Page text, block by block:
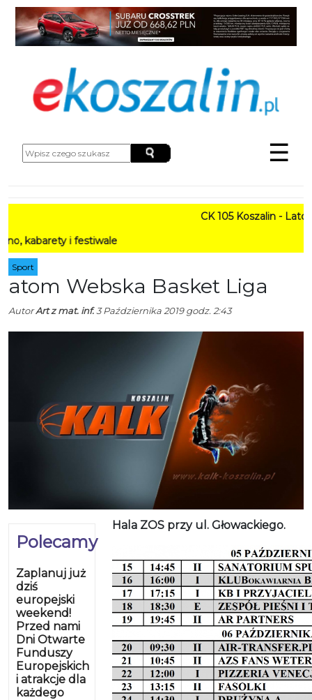
☰
CK 105 Koszalin - Lato w Mieście
i festiwale
Sport
atom Webska Basket Liga
AutorArt z mat. inf.3 Października 2019 godz. 2:43
Polecamy
Zaplanuj już
dziś
europejski
weekend!
Przed nami
Dni Otwarte
Funduszy
Europejskich
i atrakcje dla
każdego
Hala ZOS przy ul. Głowackiego.